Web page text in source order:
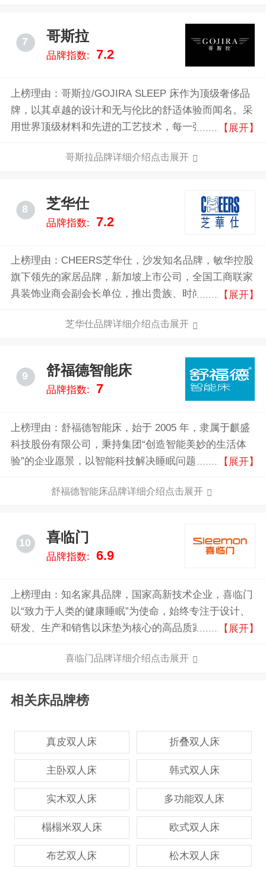
7 哥斯拉
品牌指数: 7.2
上榜理由：哥斯拉/GOJIRA SLEEP 床作为顶级奢侈品
牌，以其卓越的设计和无与伦比的舒适体验而闻名。采
用世界顶级材料和先进的工艺技术，每一张床都经过精
和人体工学设计，能有效缓解压力，促进深度睡眠。
份的体现。
【展开】
哥斯拉品牌详细介绍点击展开
8 芝华仕
品牌指数: 7.2
上榜理由：CHEERS芝华仕，沙发知名品牌，敏华控股
旗下领先的家居品牌，新加坡上市公司，全国工商联家
具装饰业商会副会长单位，推出贵族、时尚、都市三大
端会所、影院等多个领域。
【展开】
芝华仕品牌详细介绍点击展开
9 舒福德智能床
品牌指数: 7
上榜理由：舒福德智能床，始于 2005 年，隶属于麒盛
科技股份有限公司，秉持集团“创造智能美妙的生活体
验”的企业愿景，以智能科技解决睡眠问题的“新睡眠”为
不着、睡不好、睡不健康的睡眠问题。通过一键入眠、
数字化产品功能提供睡眠解决方案，再通过智能床睡眠
数据报告，将睡眠过程数据化，显性化、可视化，帮助
用户管理和优化睡眠健康。
【展开】
舒福德智能床品牌详细介绍点击展开
10 喜临门
品牌指数: 6.9
上榜理由：知名家具品牌，国家高新技术企业，喜临门
以“致力于人类的健康睡眠”为使命，始终专注于设计、
研发、生产和销售以床垫为核心的高品质家具。凭借创
全行业发展。
【展开】
喜临门品牌详细介绍点击展开
相关床品牌榜
真皮双人床 折叠双人床
主卧双人床 韩式双人床
实木双人床 多功能双人床
榻榻米双人床 欧式双人床
布艺双人床 松木双人床